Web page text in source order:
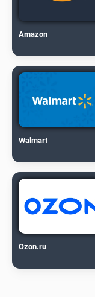
Amazon
Walmart
Ozon.ru